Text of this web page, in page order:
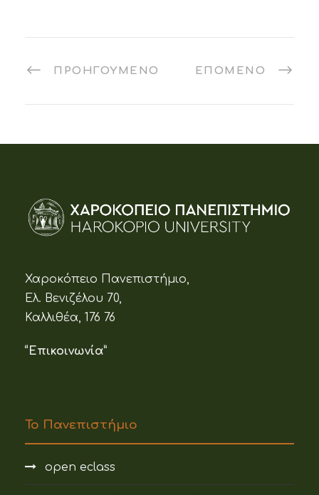
ΠΡΟΗΓΟΎΜΕΝΟ ΕΠΌΜΕΝΟ
Χαροκόπειο Πανεπιστήμιο,
Ελ. Βενιζέλου 70,
Καλλιθέα, 176 76
“Επικοινωνία”
Το Πανεπιστήμιο
open eclass